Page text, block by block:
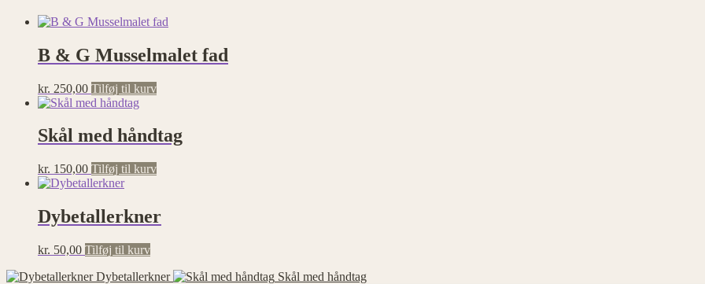
B & G Musselmalet fad
kr. 250,00 Tilføj til kurv
Skål med håndtag
kr. 150,00 Tilføj til kurv
Dybetallerkner
kr. 50,00 Tilføj til kurv
Dybetallerkner
Skål med håndtag